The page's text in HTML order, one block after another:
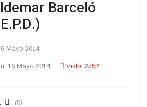
Barceló
Mayo 2014
16 Mayo 2014 Visto: 2752
(0)